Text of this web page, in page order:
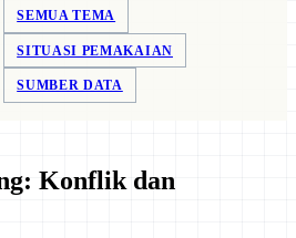
SEMUA TEMA
SITUASI PEMAKAIAN
SUMBER DATA
Konflik dan